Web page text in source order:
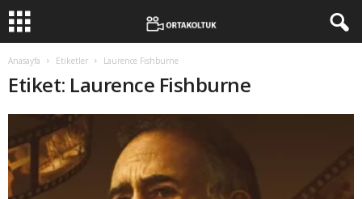
Anasayfa Etiketler Laurence Fishburne
Etiket: Laurence Fishburne